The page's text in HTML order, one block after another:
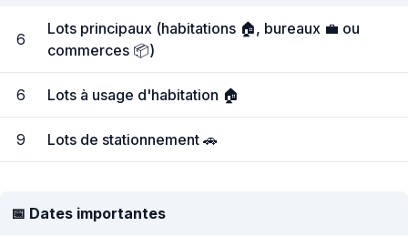
6
Lots principaux (habitations 🏠, bureaux 💼 ou
commerces 📦)
6 Lots à usage d'habitation 🏠
9 Lots de stationnement 🚗
📅 Dates importantes